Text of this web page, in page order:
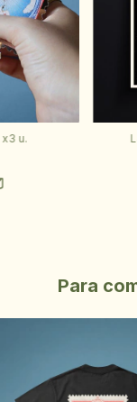
x3 u.
Para